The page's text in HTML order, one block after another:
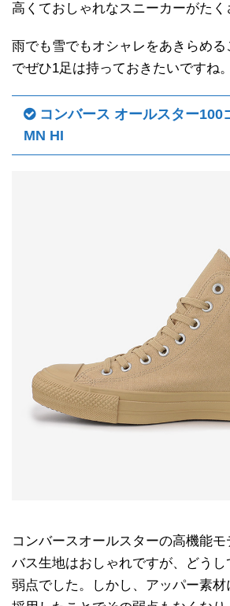
高くておしゃれなスニーカーがたく
雨でも雪でもオシャレをあきらめ
でぜひ1足は持っておきたいですね。
コンバース オールスター100
MN HI
コンバースオールスターの高機能
バス生地はおしゃれですが、どう
弱点でした。しかし、アッパー素